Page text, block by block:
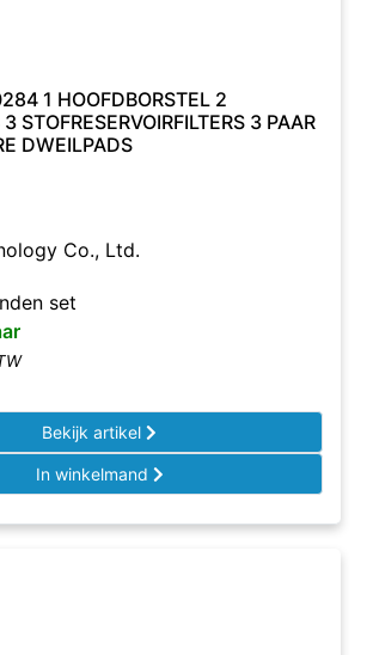
1 HOOFDBORSTEL 2
STOFRESERVOIRFILTERS 3 PAAR
DWEILPADS
Co., Ltd.
set
Bekijk artikel
In winkelmand